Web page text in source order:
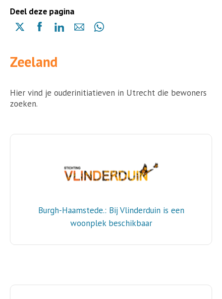
Deel deze pagina
Delen
(opent
in
nieuwe
pagina)
Delen
(opent
in
nieuwe
pagina)
Delen
(opent
in
nieuwe
Delen Delen
nieuwe
Zeeland
Hier vind je ouderinitiatieven in Utrecht die bewoners
zoeken.
Burgh-Haamstede.: Bij Vlinderduin is een
woonplek beschikbaar